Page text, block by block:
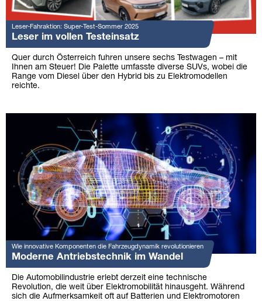
Leser-Fahraktion: Super-Test-Sommer 2025
Leser im vollen Testeinsatz
Quer durch Österreich fuhren unsere sechs Testwagen – mit
Ihnen am Steuer! Die Palette umfasste diverse SUVs, wobei die
Range vom Diesel über den Hybrid bis zu Elektromodellen
reichte.
Wie innovative Komponenten die Fahrzeugdynamik revolutionieren
Moderne Antriebstechnik im Wandel
Die Automobilindustrie erlebt derzeit eine technische
Revolution, die weit über Elektromobilität hinausgeht. Während
sich die Aufmerksamkeit oft auf Batterien und Elektromotoren